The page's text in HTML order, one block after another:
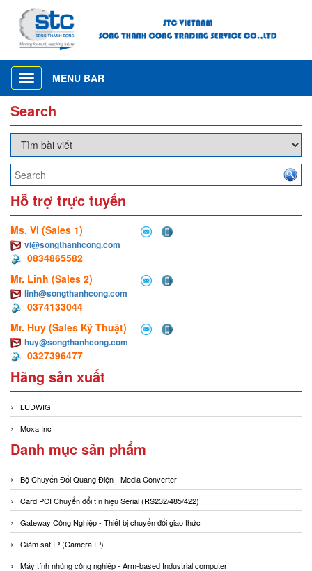
Toggle
navigation
MENU BAR
Search
Hỗ trợ trực tuyến
Ms. Vi (Sales 1)
vi@songthanhcong.com
0834865582
Mr. Linh (Sales 2)
linh@songthanhcong.com
0374133044
Mr. Huy (Sales Kỹ Thuật)
huy@songthanhcong.com
0327396477
Hãng sản xuất
LUDWIG
Moxa Inc
Danh mục sản phẩm
Bộ Chuyển Đổi Quang Điện - Media Converter
Card PCI Chuyển đổi tín hiệu Serial (RS232/485/422)
Gateway Công Nghiệp - Thiết bị chuyển đổi giao thức
Giám sát IP (Camera IP)
Máy tính nhúng công nghiệp - Arm-based Industrial computer